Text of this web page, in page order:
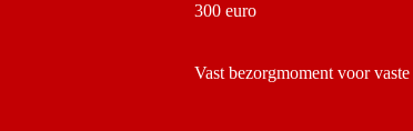
300 euro
Vast bezorgmoment voor